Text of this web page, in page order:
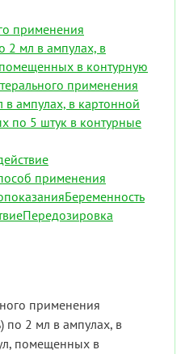
применения
2 мл в ампулах, в
в контурную
применения
ампулах, в картонной
по 5 штук в контурные
применения
Беременность
Передозировка
применения
по 2 мл в ампулах, в
помещенных в